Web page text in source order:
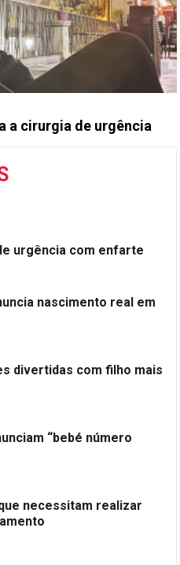
a cirurgia de urgência
urgência com enfarte
nascimento real em
divertidas com filho mais
“bebé número
necessitam realizar